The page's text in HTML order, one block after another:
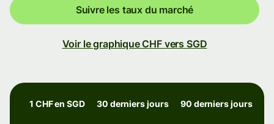
Suivre les taux du marché
Voir le graphique CHF vers SGD
1 CHF en SGD 30 derniers jours 90 derniers jours